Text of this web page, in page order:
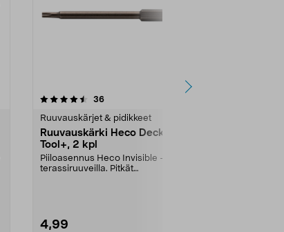
36arvostelut
Ruuvauskärjet & pidikkeet
Ruuvauskärki Heco Decking
Tool+, 2 kpl
Piiloasennus Heco Invisible -
terassiruuveilla. Pitkät
4,99
4.5 viidestä